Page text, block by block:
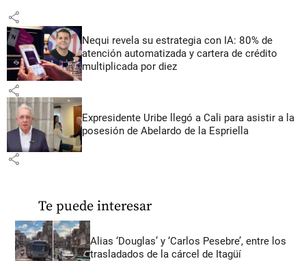
share
Nequi revela su estrategia con IA: 80% de
atención automatizada y cartera de crédito
multiplicada por diez
share
Expresidente Uribe llegó a Cali para asistir a la
posesión de Abelardo de la Espriella
share
Te puede interesar
Alias ‘Douglas’ y ‘Carlos Pesebre’, entre los
trasladados de la cárcel de Itagüí